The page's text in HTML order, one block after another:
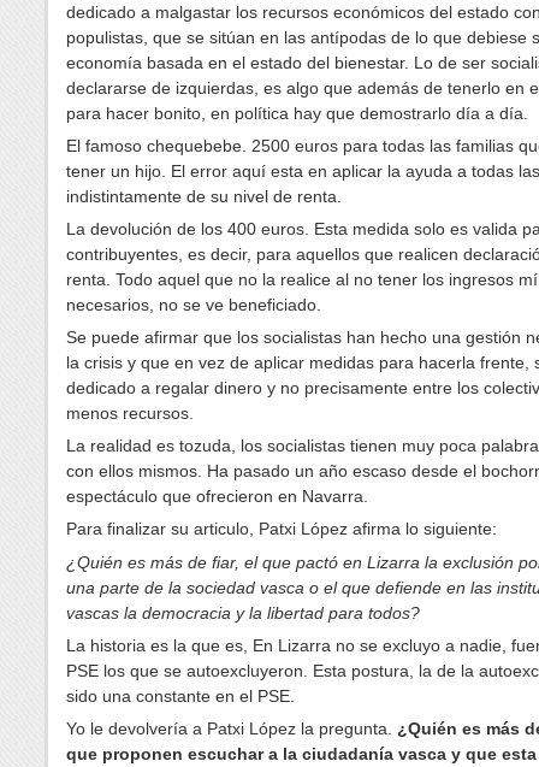
dedicado a malgastar los recursos económicos del estado
populistas, que se sitúan en las antípodas de lo que debiese
economía basada en el estado del bienestar. Lo de ser
declararse de izquierdas, es algo que además de tenerlo en
para hacer bonito, en política hay que demostrarlo día a día.
El famoso chequebebe. 2500 euros para todas las familias
tener un hijo. El error aquí esta en aplicar la ayuda a todas
indistintamente de su nivel de renta.
La devolución de los 400 euros. Esta medida solo es valida
contribuyentes, es decir, para aquellos que realicen
renta. Todo aquel que no la realice al no tener los ingresos
necesarios, no se ve beneficiado.
Se puede afirmar que los socialistas han hecho una gestión
la crisis y que en vez de aplicar medidas para hacerla frente,
dedicado a regalar dinero y no precisamente entre los
menos recursos.
La realidad es tozuda, los socialistas tienen muy poca
con ellos mismos. Ha pasado un año escaso desde el
espectáculo que ofrecieron en Navarra.
Para finalizar su articulo, Patxi López afirma lo siguiente:
¿Quién es más de fiar, el que pactó en Lizarra la exclusión
una parte de la sociedad vasca o el que defiende en las
vascas la democracia y la libertad para todos?
La historia es la que es, En Lizarra no se excluyo a nadie,
PSE los que se autoexcluyeron. Esta postura, la de la
sido una constante en el PSE.
Yo le devolvería a Patxi López la pregunta.
¿Quién es más
que proponen escuchar a la ciudadanía vasca y que esta